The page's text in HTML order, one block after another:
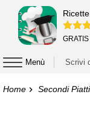
Menù
Home Secondi Piatti